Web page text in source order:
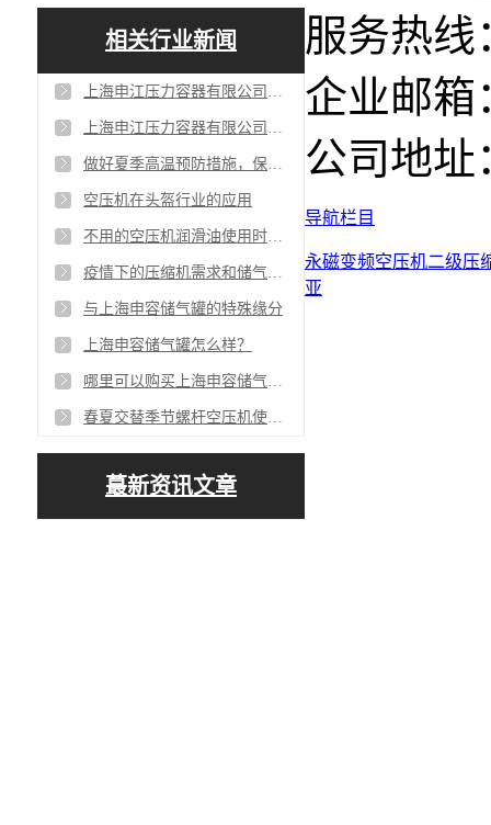
相关行业新闻
上海申江压力容器有限公司在苏州有维修部吗？
上海申江压力容器有限公司与百年申江是一家公司吗?
做好夏季高温预防措施，保证空压机平稳度夏
空压机在头盔行业的应用
不用的空压机润滑油使用时间为什么不一样
疫情下的压缩机需求和储气罐增量需求
与上海申容储气罐的特殊缘分
上海申容储气罐怎么样？
哪里可以购买上海申容储气罐呢？
春夏交替季节螺杆空压机使用注意事项
蕞新资讯文章
服务热线
企业邮箱
公司地址
导航栏目
永磁变频空压机二级压
亚